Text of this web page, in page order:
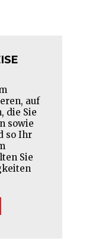
auf
die Sie
sowie
so Ihr
Sie